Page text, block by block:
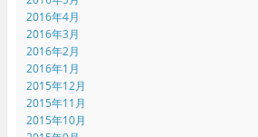
2016年4月
2016年3月
2016年2月
2016年1月
2015年12月
2015年11月
2015年10月